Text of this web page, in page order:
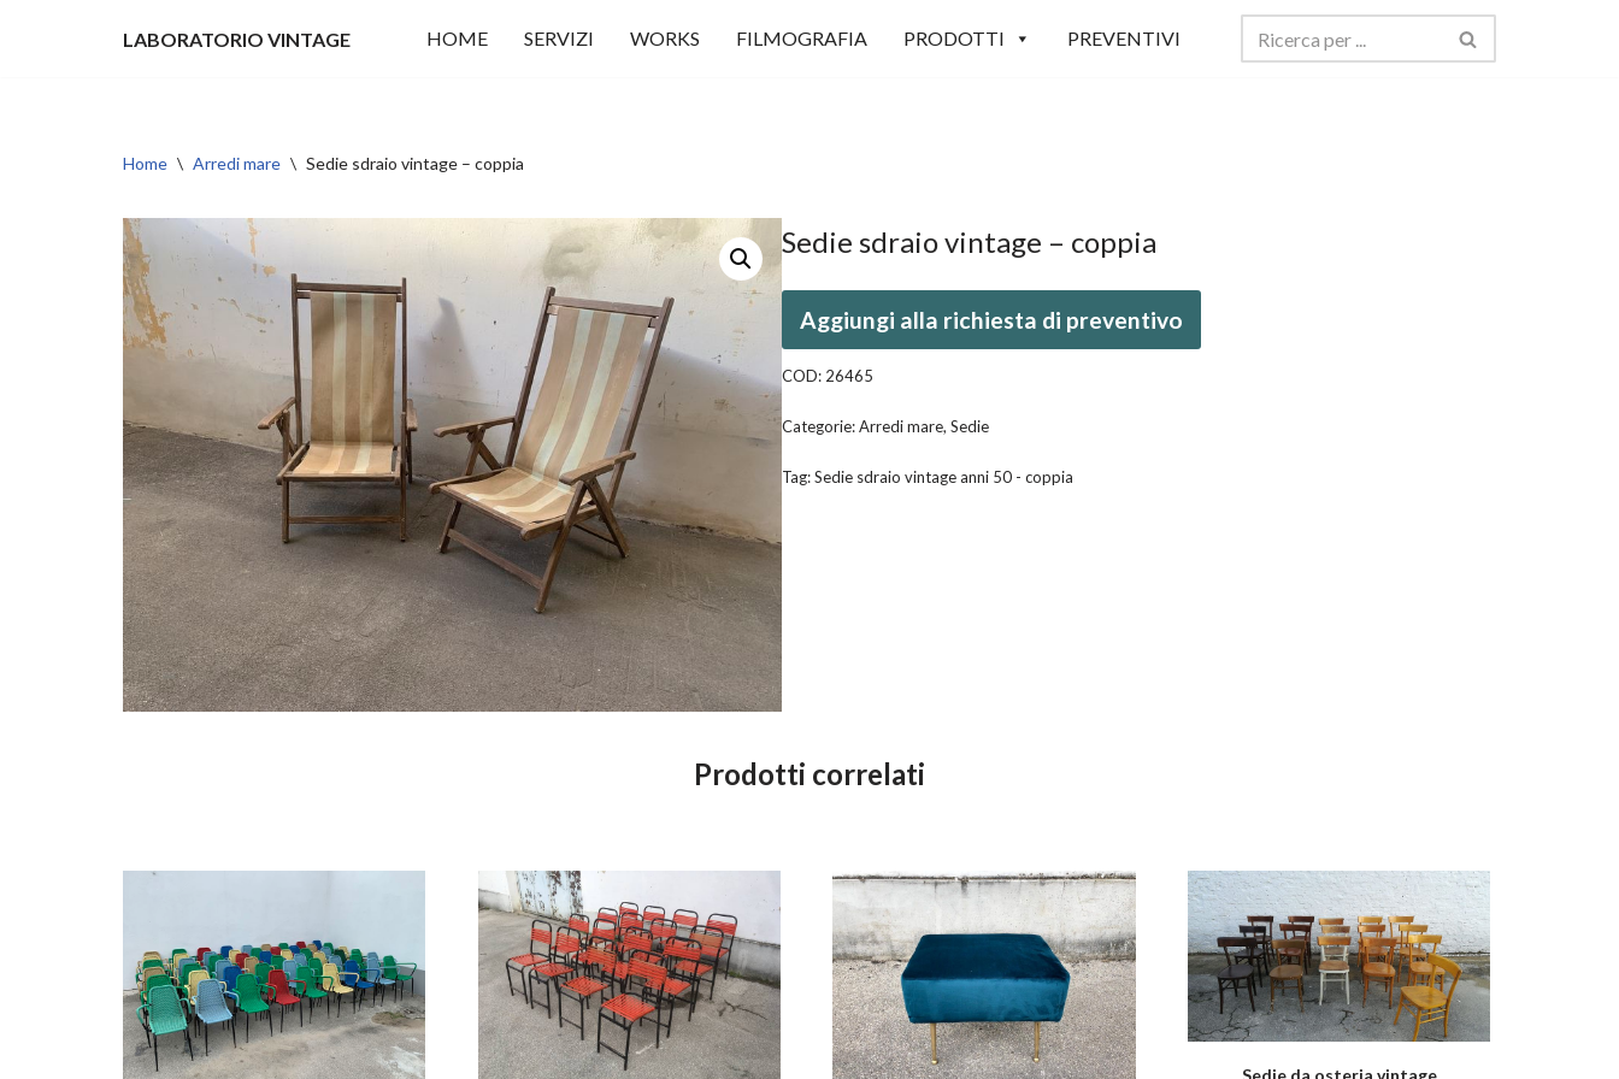
LABORATORIO VINTAGE HOME SERVIZI WORKS FILMOGRAFIA PRODOTTI PREVENTIVI
Home \ Arredi mare \ Sedie sdraio vintage – coppia
Sedie sdraio vintage – coppia
Aggiungi alla richiesta di preventivo
COD: 26465
Categorie:Arredi mare,Sedie
Tag:Sedie sdraio vintage anni 50 - coppia
Prodotti correlati
Sedie da osteria vintage